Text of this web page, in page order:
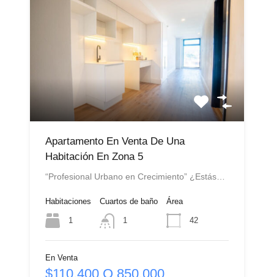
Apartamento En Venta De Una
Habitación En Zona 5
“Profesional Urbano en Crecimiento” ¿Estás…
Habitaciones
1
Cuartos de baño
1
Área
42
En Venta
$110,400 Q 850,000